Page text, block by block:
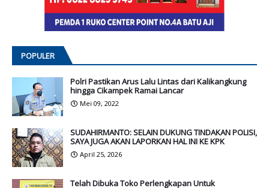
POPULER
Polri Pastikan Arus Lalu Lintas dari Kalikangkung
hingga Cikampek Ramai Lancar
Mei 09, 2022
SUDAHIRMANTO: SELAIN DUKUNG TINDAKAN POLISI,
SAYA JUGA AKAN LAPORKAN HAL INI KE KPK
April 25, 2026
Telah Dibuka Toko Perlengkapan Untuk